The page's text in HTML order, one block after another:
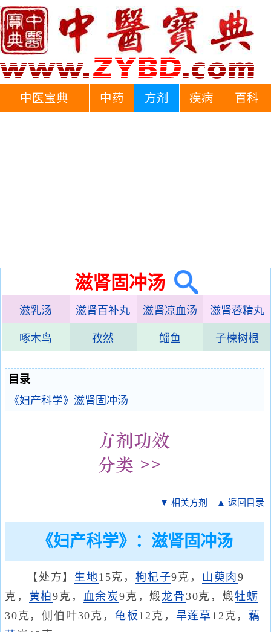
中医宝典 中药 方剂 疾病 百科
滋肾固冲汤
滋乳汤 滋肾百补丸 滋肾凉血汤 滋肾蓉精丸
啄木鸟 孜然 鲻鱼 子楝树根
目录
《妇产科学》滋肾固冲汤
▼ 相关方剂 ▲ 返回目录
《妇产科学》：滋肾固冲汤
【处方】 生地15克，枸杞子9克， 山萸肉9
克， 黄柏9克， 血余炭9克，煅龙骨 30克，煅牡蛎
30克，侧伯叶30克， 龟板12克， 旱莲草 12克，藕